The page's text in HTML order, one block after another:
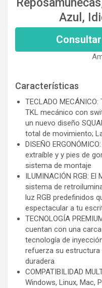
Azul,
Características
TECLADO
TKL mecánico con
un nuevo diseño
total de movimiento;
DISEÑO
extraíble y y pies de
sistema de montaje
ILUMINACIÓN RGB:
sistema de
luz RGB predefinidos
espectacular a tu
TECNOLOGÍA
cuentan con una
tecnología de
refuerza su estructura
duradera
COMPATIBILIDAD
Windows, Linux, Mac,